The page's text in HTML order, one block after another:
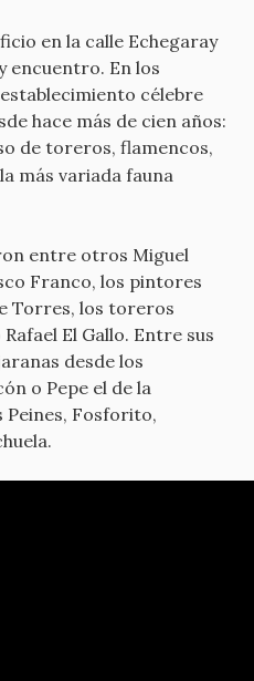
en la calle Echegaray
encuentro. En los
célebre
hace más de cien años:
de toreros, flamencos,
más variada fauna
entre otros Miguel
Franco, los pintores
Torres, los toreros
El Gallo. Entre sus
desde los
o Pepe el de la
Peines, Fosforito,